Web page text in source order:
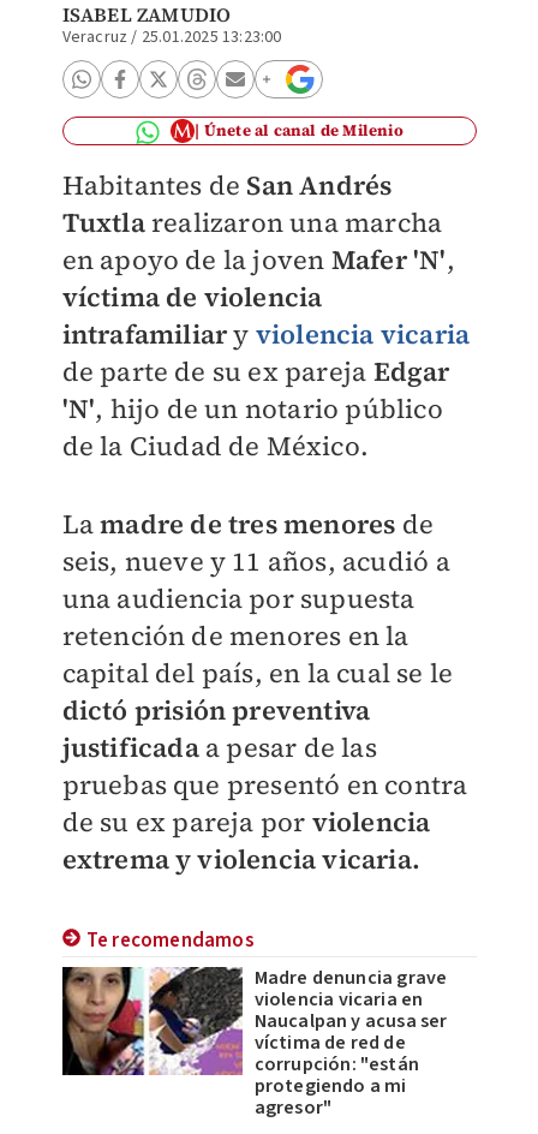
ISABEL ZAMUDIO
Veracruz / 25.01.2025 13:23:00
Únete al canal de Milenio
Habitantes de San Andrés
Tuxtlarealizaron una marcha
en apoyo de la joven Mafer 'N',
víctima de violencia
intrafamiliary violencia vicaria
de parte de su ex pareja Edgar
'N', hijo de un notario público
de la Ciudad de México.
Lamadre de tres menores de
seis, nueve y 11 años, acudió a
una audiencia por supuesta
retención de menores en la
capital del país, en la cual se le
dictó prisión preventiva
justificadaa pesar de las
pruebas que presentó en contra
de su ex pareja por violencia
extrema y violencia vicaria.
Te recomendamos
Madre denuncia grave
violencia vicaria en
Naucalpan y acusa ser
víctima de red de
corrupción: "están
protegiendo a mi
agresor"